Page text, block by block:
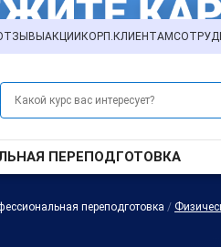
АКЦИИ КОРП.КЛИЕНТАМ
ПЕРЕПОДГОТОВКА
переподготовка /